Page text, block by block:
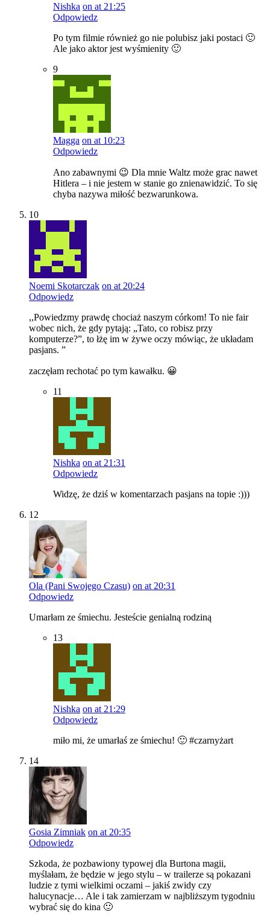
Nishka on at 21:25
Odpowiedz
Po tym filmie również go nie polubisz jaki postaci 🙂
Ale jako aktor jest wyśmienity 🙂
9
Magga on at 10:23
Odpowiedz
Ano zabawnymi 😉 Dla mnie Waltz może grac nawet
Hitlera – i nie jestem w stanie go znienawidzić. To się
chyba nazywa miłość bezwarunkowa.
10
Noemi Skotarczak on at 20:24
Odpowiedz
,,Powiedzmy prawdę chociaż naszym córkom! To nie fair
wobec nich, że gdy pytają: „Tato, co robisz przy
komputerze?”, to łżę im w żywe oczy mówiąc, że układam
pasjans. ”
zaczęłam rechotać po tym kawałku. 😀
11
Nishka on at 21:31
Odpowiedz
Widzę, że dziś w komentarzach pasjans na topie :)))
12
Ola (Pani Swojego Czasu) on at 20:31
Odpowiedz
Umarłam ze śmiechu. Jesteście genialną rodziną
13
Nishka on at 21:29
Odpowiedz
miło mi, że umarłaś ze śmiechu! 🙂 #czarnyżart
14
Gosia Zimniak on at 20:35
Odpowiedz
Szkoda, że pozbawiony typowej dla Burtona magii,
myślałam, że będzie w jego stylu – w trailerze są pokazani
ludzie z tymi wielkimi oczami – jakiś zwidy czy
halucynacje… Ale i tak zamierzam w najbliższym tygodniu
wybrać się do kina 🙂